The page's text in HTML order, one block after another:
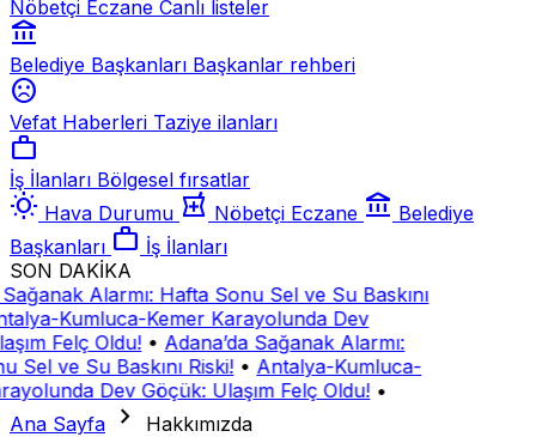
Nöbetçi Eczane Canlı listeler
account_balance
Belediye Başkanları Başkanlar rehberi
sentiment_dissatisfied
Vefat Haberleri Taziye ilanları
work
İş İlanları Bölgesel fırsatlar
wb_sunny Hava Durumu local_pharmacy Nöbetçi Eczane account_balance Belediye
Başkanları work İş İlanları
SON DAKİKA
Alarmı: Hafta Sonu Sel ve Su Baskını
Kumluca-Kemer Karayolunda Dev
Felç Oldu! • Adana’da Sağanak Alarmı:
Sel ve Su Baskını Riski! • Antalya-Kumluca-
Dev Göçük: Ulaşım Felç Oldu! •
Ana Sayfa
chevron_right Hakkımızda